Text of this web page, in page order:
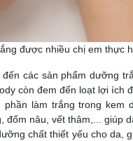
được nhiều chị em thực
các sản phẩm dưỡng
còn đem đến loạt lợi ích
phần làm trắng trong kem
đốm nâu, vết thâm,... giúp
chất thiết yếu cho da,